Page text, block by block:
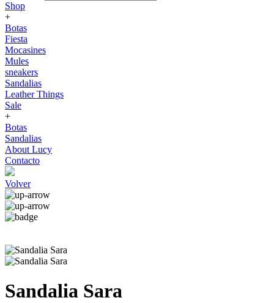
Shop
+
Botas
Fiesta
Mocasines
Mules
sneakers
Sandalias
Leather Things
Sale
+
Botas
Sandalias
About Lucy
Contacto
Volver
Sandalia Sara